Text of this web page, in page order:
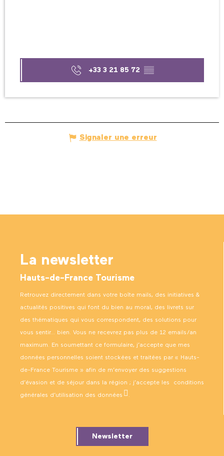
+33 3 21 85 72 ▒▒
Signaler une erreur
La newsletter
Hauts-de-France Tourisme
Retrouvez directement dans votre boîte mails, des initiatives &
actualités positives qui font du bien au moral, des livrets sur
des thématiques qui vous correspondent, des solutions pour
vous sentir… bien. Vous ne recevrez pas plus de 12 emails/an
maximum. En soumettant ce formulaire, j’accepte que mes
données personnelles soient stockées et traitées par « Hauts-
de-France Tourisme » afin de m’envoyer des suggestions
d’évasion et de séjour dans la région ; j’accepte les conditions
générales d’utilisation des données .
Newsletter